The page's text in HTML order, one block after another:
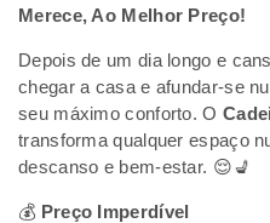
Merece, Ao Melhor Preço!
Depois de um dia longo e
chegar a casa e afundar-se
seu máximo conforto. O
transforma qualquer espaço
descanso e bem-estar. 😌💺
💰 Preço Imperdível